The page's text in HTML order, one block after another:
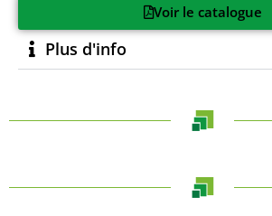
Voir le catalogue
Plus d'info